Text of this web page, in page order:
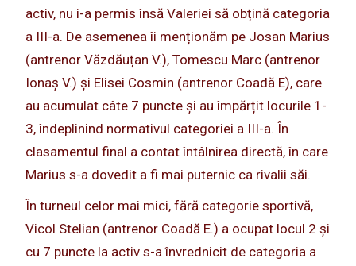
activ, nu i-a permis însă Valeriei să obțină categoria
a III-a. De asemenea îi menționăm pe Josan Marius
(antrenor Văzdăuțan V.), Tomescu Marc (antrenor
Ionaș V.) și Elisei Cosmin (antrenor Coadă E), care
au acumulat câte 7 puncte și au împărțit locurile 1-
3, îndeplinind normativul categoriei a III-a. În
clasamentul final a contat întâlnirea directă, în care
Marius s-a dovedit a fi mai puternic ca rivalii săi.
În turneul celor mai mici, fără categorie sportivă,
Vicol Stelian (antrenor Coadă E.) a ocupat locul 2 și
cu 7 puncte la activ s-a învrednicit de categoria a